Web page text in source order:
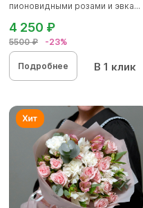
пионовидными розами и эвка...
5500 ₽ -23%
4 250 ₽
Подробнее В 1 клик